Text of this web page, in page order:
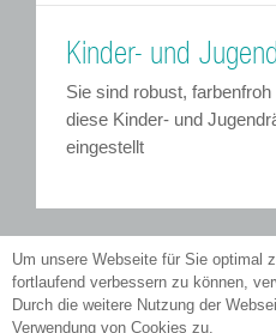
Um unsere Webseite für Sie optimal
fortlaufend verbessern zu können,
Durch die weitere Nutzung der
Verwendung von Cookies zu.
Kinder- und
Sie sind robust,
diese Kinder- und
eingestellt